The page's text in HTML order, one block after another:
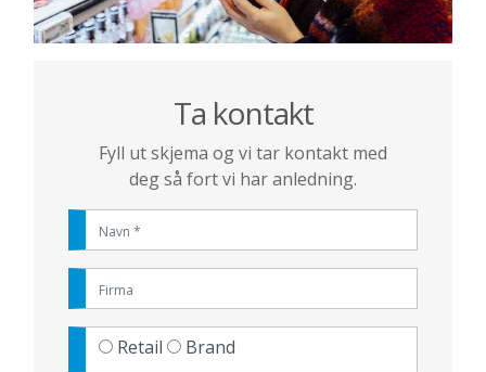
Ta kontakt
Fyll ut skjema og vi tar kontakt med
deg så fort vi har anledning.
Retail Brand